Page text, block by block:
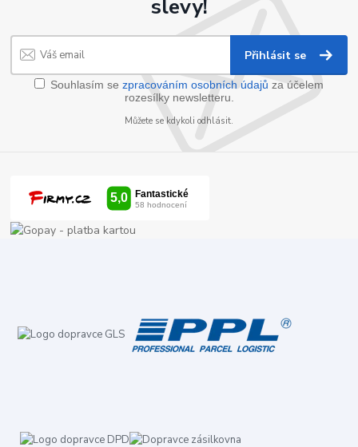
slevy!
Přihlásit se
Souhlasím se zpracováním osobních údajů za účelem
rozesílky newsletteru.
Můžete se kdykoli odhlásit.